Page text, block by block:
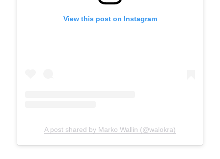
View this post on Instagram
A post shared by Marko Wallin (@walokra)